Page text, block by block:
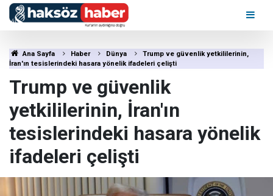
Ana Sayfa Haber Dünya
Trump ve güvenlik yetkililerinin,
İran'ın tesislerindeki hasara yönelik ifadeleri çelişti
Trump ve güvenlik
yetkililerinin, İran'ın
tesislerindeki hasara yönelik
ifadeleri çelişti